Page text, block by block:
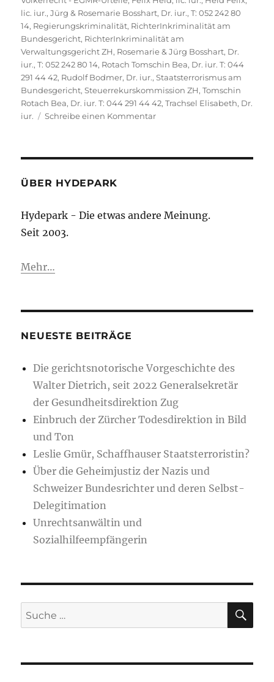
lic. iur.,Jürg & Rosemarie Bosshart, Dr. iur., T: 052 242 80
14, Regierungskriminalität, RichterInkriminalität am
Bundesgericht, RichterInkriminalität am
Verwaltungsgericht ZH, Rosemarie & Jürg Bosshart, Dr.
iur., T: 052 242 80 14, Rotach Tomschin Bea, Dr. iur. T: 044
291 44 42, Rudolf Bodmer, Dr. iur.,Staatsterrorismus am
Bundesgericht,Steuerrekurskommission ZH,Tomschin
Rotach Bea, Dr. iur. T: 044 291 44 42,Trachsel Elisabeth, Dr.
iur.
Schreibe einen Kommentarzu
Verletzung
Missachtung
–
vorsätzlicher
C
N
E
P
T
ÜBER HYDEPARK
Hydepark - Die etwas andere Meinung.
Seit 2003.
Mehr…
NEUESTE BEITRÄGE
Die gerichtsnotorische Vorgeschichte des
Walter Dietrich, seit 2022 Generalsekretär
der Gesundheitsdirektion Zug
Einbruch der Zürcher Todesdirektion in Bild
und Ton
Leslie Gmür, Schaffhauser Staatsterroristin?
Über die Geheimjustiz der Nazis und
Schweizer Bundesrichter und deren Selbst-
Delegitimation
Unrechtsanwältin und
Sozialhilfeempfängerin
Suche
nach: